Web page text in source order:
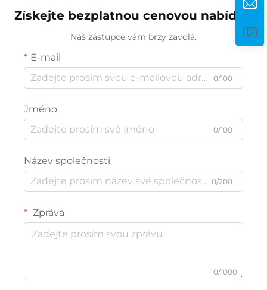
Získejte bezplatnou cenovou nabídku
Náš zástupce vám brzy zavolá.
E-mail
0/100
Jméno
0/100
Název společnosti
0/200
Zpráva
0/1000